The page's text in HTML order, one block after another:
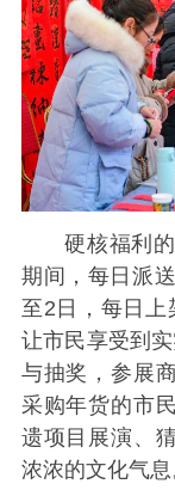
硬核福利
期间，每日派
至2日，每日上
让市民享受到
与抽奖，参展
采购年货的市
遗项目展演、
浓浓的文化气息